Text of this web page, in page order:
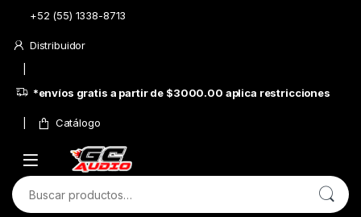
Skip to navigation
Skip to content
+52 (55) 1338-8713
Distribuidor
*envíos gratis a partir de $3000.00 aplica restricciones
Catálogo
Buscar por: